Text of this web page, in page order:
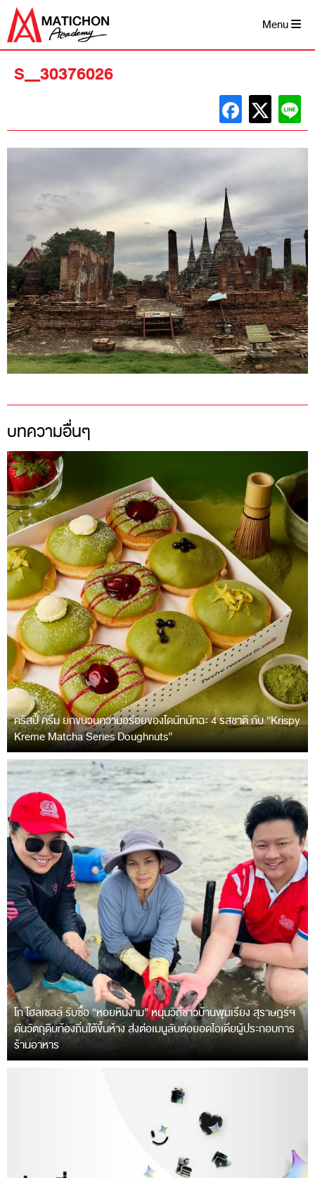
Skip
content
Menu
S__30376026
บทความอื่นๆ
คริสปี้ ครีม ยกขบวนความอร่อยของโดนัทมัทฉะ 4 รสชาติ กับ “Krispy
Kreme Matcha Series Doughnuts”
โก โฮลเซลล์ รับซื้อ “หอยหินงาม” หนุนวิถีชาวบ้านพุมเรียง สุราษฎร์ฯ
ดันวัตถุดิบท้องถิ่นใต้ขึ้นห้าง ส่งต่อเมนูลับต่อยอดไอเดียผู้ประกอบการ
ร้านอาหาร